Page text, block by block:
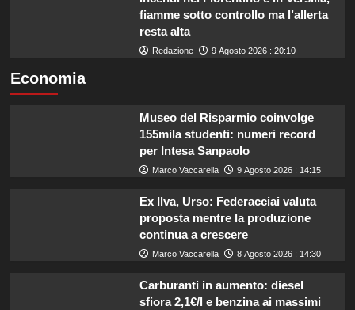
fiamme sotto controllo ma l’allerta
resta alta
Redazione 9 Agosto 2026 : 20:10
Economia
Museo del Risparmio coinvolge
155mila studenti: numeri record
per Intesa Sanpaolo
Marco Vaccarella 9 Agosto 2026 : 14:15
Ex Ilva, Urso: Federacciai valuta
proposta mentre la produzione
continua a crescere
Marco Vaccarella 8 Agosto 2026 : 14:30
Carburanti in aumento: diesel
sfiora 2,1€/l e benzina ai massimi